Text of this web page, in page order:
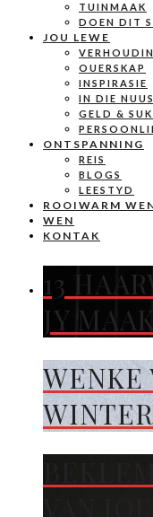
TUINMAAK
DOEN DIT
JOU LEWE
OUERSKAP
INSPIRASIE
IN DIE NUUS
GELD &
ONTSPANNING
REIS
BLOGS
LEESTYD
ROOIWARM
WEN
KONTAK
13
JY MAAK
WENKE